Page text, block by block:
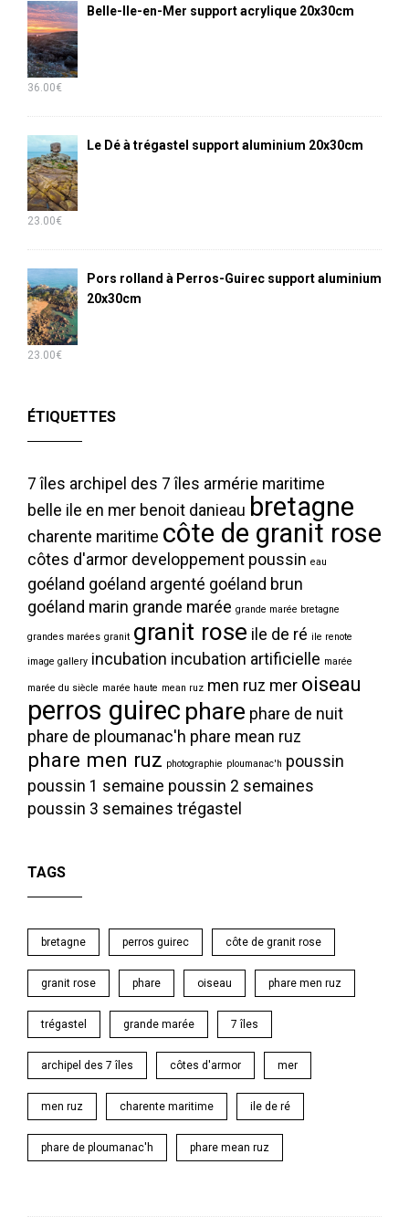
Belle-Ile-en-Mer support acrylique 20x30cm
36.00€
Le Dé à trégastel support aluminium 20x30cm
23.00€
Pors rolland à Perros-Guirec support aluminium
20x30cm
23.00€
ÉTIQUETTES
7 îles archipel des 7 îles armérie maritime
belle ile en mer benoit danieau bretagne
charente maritime côte de granit rose
côtes d'armor developpement poussin eau
goéland goéland argenté goéland brun
goéland marin grande marée grande marée bretagne
grandes marées granit granit rose ile de ré ile renote
image gallery incubation incubation artificielle marée
marée du siècle marée haute mean ruz men ruz mer oiseau
perros guirec phare phare de nuit
phare de ploumanac'h phare mean ruz
phare men ruz photographie ploumanac'h poussin
poussin 1 semaine poussin 2 semaines
poussin 3 semaines trégastel
TAGS
bretagne perros guirec côte de granit rose
granit rose phare oiseau phare men ruz
trégastel grande marée 7 îles
archipel des 7 îles côtes d'armor mer
men ruz charente maritime ile de ré
phare de ploumanac'h phare mean ruz